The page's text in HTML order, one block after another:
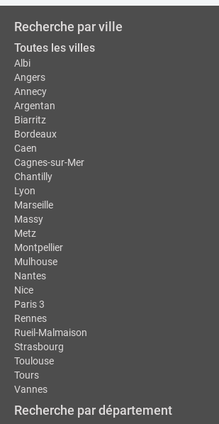
Recherche par ville
Toutes les villes
Albi
Angers
Annecy
Argentan
Biarritz
Bordeaux
Caen
Cagnes-sur-Mer
Chantilly
Lyon
Marseille
Massy
Metz
Montpellier
Mulhouse
Nantes
Nice
Paris 3
Rennes
Rueil-Malmaison
Strasbourg
Toulouse
Tours
Vannes
Recherche par département